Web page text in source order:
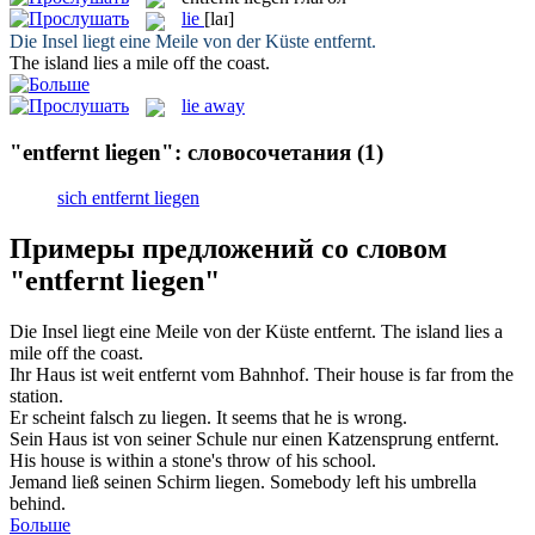
lie [laɪ]
Die Insel liegt eine Meile von der Küste entfernt.
The island lies a mile off the coast.
lie away
"entfernt liegen": словосочетания (1)
sich entfernt liegen
Примеры предложений со словом
"entfernt liegen"
Die Insel liegt eine Meile von der Küste entfernt. The island lies a
mile off the coast.
Ihr Haus ist weit entfernt vom Bahnhof. Their house is far from the
station.
Er scheint falsch zu liegen. It seems that he is wrong.
Sein Haus ist von seiner Schule nur einen Katzensprung entfernt.
His house is within a stone's throw of his school.
Jemand ließ seinen Schirm liegen. Somebody left his umbrella
behind.
Больше